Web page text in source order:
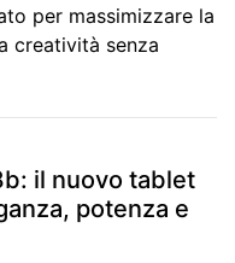
per massimizzare la
creatività senza
il nuovo tablet
potenza e